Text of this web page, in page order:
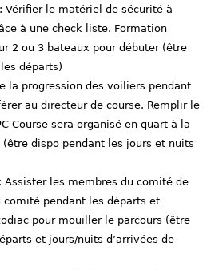
: Vérifier le matériel de sécurité à
à une check liste. Formation
2 ou 3 bateaux pour débuter (être
départs)
la progression des voiliers pendant
au directeur de course. Remplir le
Course sera organisé en quart à la
dispo pendant les jours et nuits
Assister les membres du comité de
comité pendant les départs et
pour mouiller le parcours (être
et jours/nuits d’arrivées de